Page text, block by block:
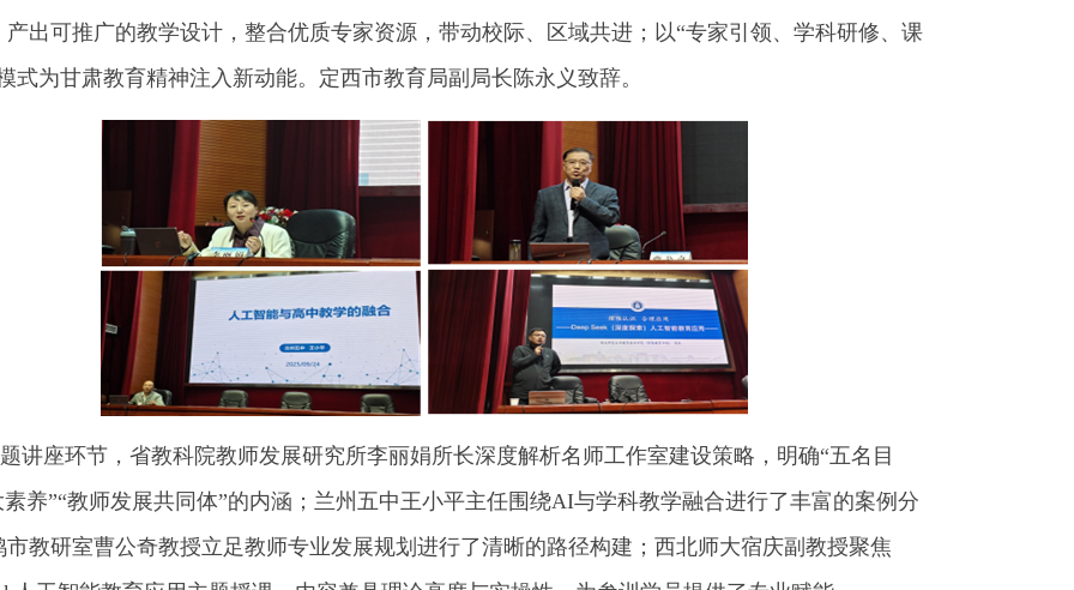
产出可推广的教学设计，整合优质专家资源，带动校际、区域共进；以“专家引领、学科研修、课
式为甘肃教育精神注入新动能。定西市教育局副局长陈永义致辞。
座环节，省教科院教师发展研究所李丽娟所长深度解析名师工作室建设策略，明确“五名目
素养”“教师发展共同体”的内涵；兰州五中王小平主任围绕AI与学科教学融合进行了丰富的案例分
市教研室曹公奇教授立足教师专业发展规划进行了清晰的路径构建；西北师大宿庆副教授聚焦